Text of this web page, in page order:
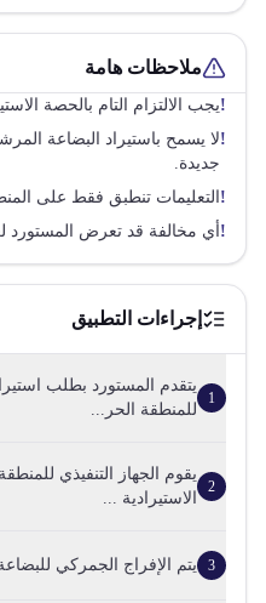
ملاحظات هامة
!يجب الالتزام التام بالحصة
!لا يسمح باستيراد البضاعة
جديدة.
! التعليمات تنطبق فقط على
! أي مخالفة قد تعرض المستورد
إجراءات التطبيق
1
يتقدم المستورد بطلب
للمنطقة الحر...
2
يقوم الجهاز التنفيذي
الاستيرادية ...
3 يتم الإفراج الجمركي